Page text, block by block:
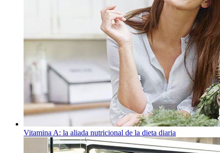
Vitamina A: la aliada nutricional de la dieta diaria